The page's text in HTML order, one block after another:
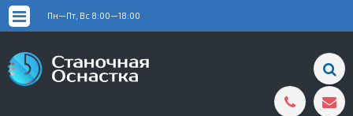
Пн—Пт, Вс 8:00—18:00